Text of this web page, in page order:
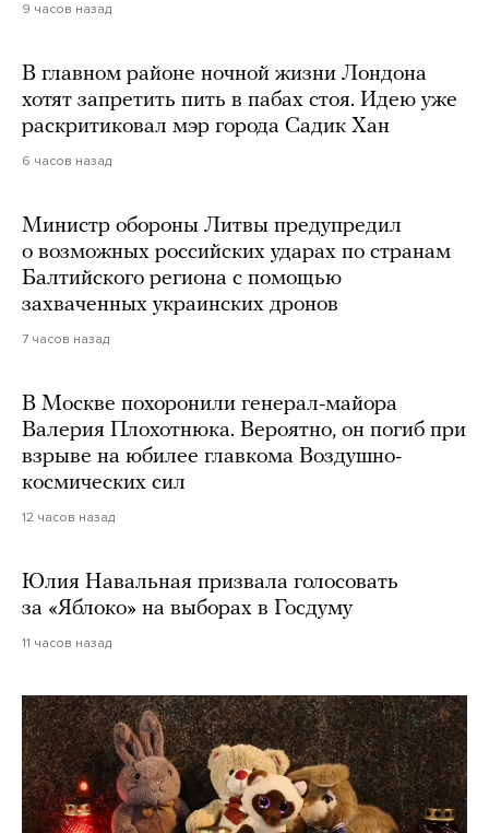
9 часов назад
В главном районе ночной жизни Лондона
хотят запретить пить в пабах стоя. Идею уже
раскритиковал мэр города Садик Хан
6 часов назад
Министр обороны Литвы предупредил
о возможных российских ударах по странам
Балтийского региона с помощью
захваченных украинских дронов
7 часов назад
В Москве похоронили генерал-майора
Валерия Плохотнюка. Вероятно, он погиб при
взрыве на юбилее главкома Воздушно-
космических сил
12 часов назад
Юлия Навальная призвала голосовать
за «Яблоко» на выборах в Госдуму
11 часов назад